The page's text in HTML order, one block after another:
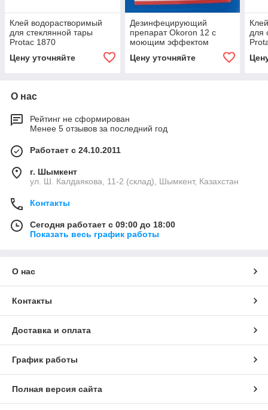
Клей водорастворимый
для стеклянной тары
Protac 1870
Цену уточняйте
Дезинфецирующий
препарат Okoron 12 с
моющим эффектом
Цену уточняйте
для
О нас
Рейтинг не сформирован
Менее 5 отзывов за последний год
Работает с 24.10.2011
г. Шымкент
ул. Ш. Калдаякова, 11-2 (склад), Шымкент, Казахстан
Контакты
Сегодня работает с 09:00 до 18:00
Показать весь график работы
О нас
Контакты
Доставка и оплата
График работы
Полная версия сайта